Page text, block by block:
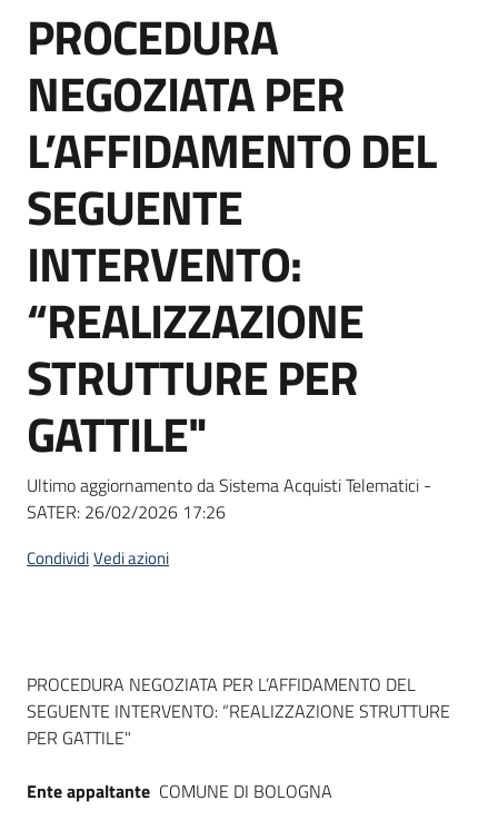
e
strumenti
acquisto
Supporto
Piattaforme
telematiche
site
Salta al contenuto
PROCEDURA
NEGOZIATA PER
L’AFFIDAMENTO DEL
SEGUENTE
INTERVENTO:
“REALIZZAZIONE
STRUTTURE PER
GATTILE"
Ultimo aggiornamento da Sistema Acquisti Telematici -
SATER: 26/02/2026 17:26
CondividiVedi azioni
Dati del bando
PROCEDURA NEGOZIATA PER L’AFFIDAMENTO DEL
SEGUENTE INTERVENTO: “REALIZZAZIONE STRUTTURE
PER GATTILE"
Ente appaltante COMUNE DI BOLOGNA